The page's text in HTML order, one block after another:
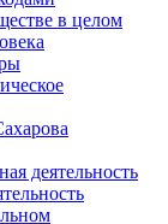
в целом
деятельность